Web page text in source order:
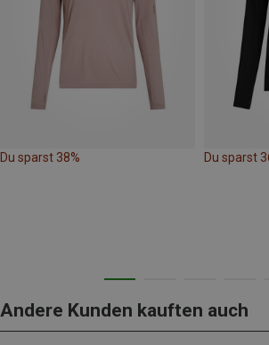
Du sparst 38% Du sparst
Andere Kunden kauften auch